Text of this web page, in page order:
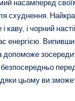
насамперед
схуднення.
і каву, і чорний
енергією. Випивши
допоможе
цьому ви